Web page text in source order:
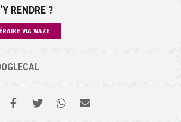
RENDRE ?
VIA WAZE